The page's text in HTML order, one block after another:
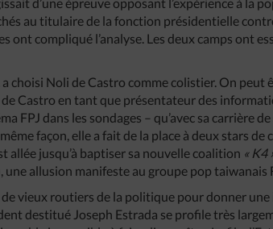
au titulaire de la fonction présidentielle
ont compliqué l’analyse. Les deux camps ont
choisi Noli de Castro comme colistier. On peut
Castro en tant que présentateur des
FPJ dans les sondages – qu’avec sa carrière
façon, elle a fait de la place à deux stars
allée jusqu’à baptiser sa nouvelle coalition « K4
une allusion manifeste au groupe pop taiwanais
de vieux routiers de la politique pour donner
destitué Joseph Estrada se profile très